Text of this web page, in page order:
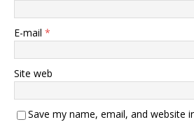
E-mail *
Site web
Save my name, email, and website